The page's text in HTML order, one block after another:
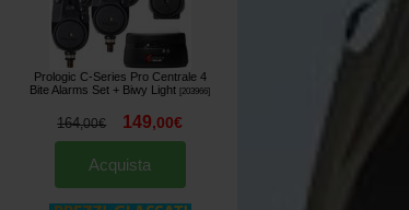
Prologic C-Series Pro Centrale 4
Bite Alarms Set + Biwy Light [203966]
164,00€ 149,00€
Acquista